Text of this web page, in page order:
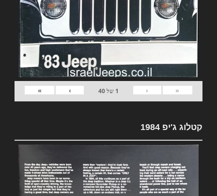
«
‹
1 של40
›
»
קטלוג ג'יפ 1984